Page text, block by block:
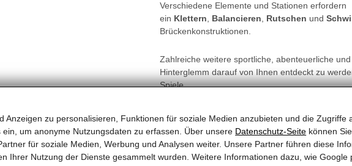
Anzeigen zu personalisieren, Funktionen für soziale Medien anzubieten und die
um anonyme Nutzungsdaten zu erfassen. Über unsere Datenschutz-Seite können
für soziale Medien, Werbung und Analysen weiter. Unsere Partner führen diese
Ihrer Nutzung der Dienste gesammelt wurden. Weitere Informationen dazu, wie
Verschiedene Elemente und Stationen erfordern
ein Klettern, Balancieren, Rutschen und
Brückenkonstruktionen.
Zahlreiche weitere sportliche, abenteuerliche
Hinterglemm darauf von Ihnen entdeckt zu
Spiele